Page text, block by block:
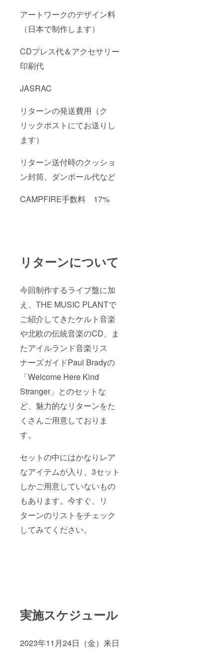
アートワークのデザイン料
（日本で制作します）
CDプレス代＆アクセサリー
印刷代
JASRAC
リターンの発送費用（ク
リックポストにてお送りし
ます）
リターン送付時のクッショ
ン封筒、ダンボール代など
CAMPFIRE手数料 17%
リターンについて
今回制作するライブ盤に加
え、THE MUSIC PLANTで
ご紹介してきたケルト音楽
や北欧の伝統音楽のCD、ま
たアイルランド音楽リス
ナーズガイドPaul Bradyの
「Welcome Here Kind
Stranger」とのセットな
ど、魅力的なリターンをた
くさんご用意しておりま
す。
セットの中にはかなりレア
なアイテムが入り、3セット
しかご用意していないもの
もあります。今すぐ、リ
ターンのリストをチェック
してみてください。
実施スケジュール
2023年11月24日（金）来日